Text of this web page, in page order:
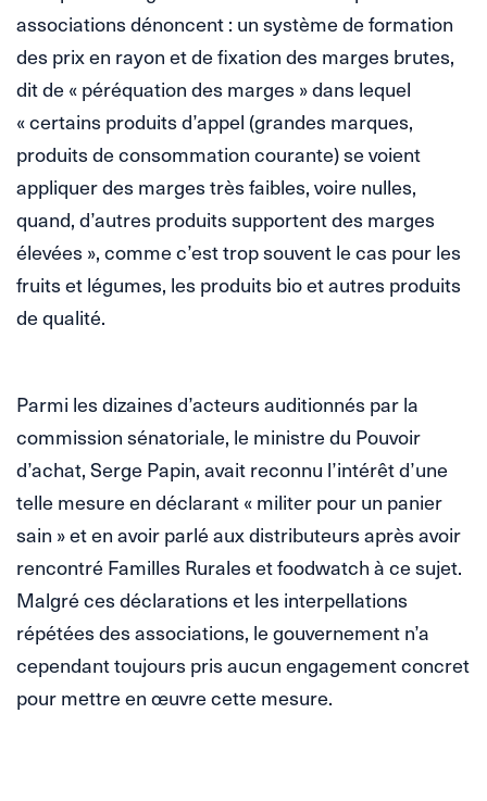
associations dénoncent : un système de formation
des prix en rayon et de fixation des marges brutes,
dit de « péréquation des marges » dans lequel
« certains produits d’appel (grandes marques,
produits de consommation courante) se voient
appliquer des marges très faibles, voire nulles,
quand, d’autres produits supportent des marges
élevées », comme c’est trop souvent le cas pour les
fruits et légumes, les produits bio et autres produits
de qualité.
Parmi les dizaines d’acteurs auditionnés par la
commission sénatoriale, le ministre du Pouvoir
d’achat, Serge Papin, avait reconnu l’intérêt d’une
telle mesure en déclarant « militer pour un panier
sain » et en avoir parlé aux distributeurs après avoir
rencontré Familles Rurales et foodwatch à ce sujet.
Malgré ces déclarations et les interpellations
répétées des associations, le gouvernement n’a
cependant toujours pris aucun engagement concret
pour mettre en œuvre cette mesure.